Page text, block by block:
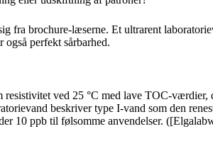
fra brochure-læserne. Et ultrarent
også perfekt sårbarhed.
ved 25 °C med lave TOC-værdier,
beskriver type I-vand som den
10 ppb til følsomme anvendelser.